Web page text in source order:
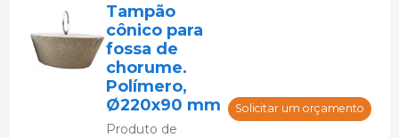
inoxidável.
Tampão
cônico para
fossa de
chorume.
Polímero,
Ø220x90 mm
Produto de
Solicitar um orçamento